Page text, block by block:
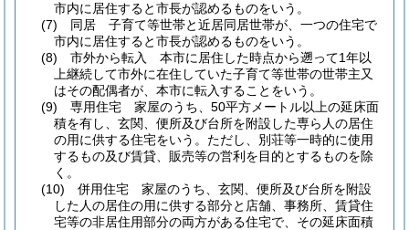
市内に居住すると市長が認めるものをいう。
(7)
同居 子育て等世帯と近居同居世帯が、一つの住宅で
市内に居住すると市長が認めるものをいう。
(8)
市外から転入 本市に居住した時点から遡って1年以
上継続して市外に在住していた子育て等世帯の世帯主又
はその配偶者が、本市に転入することをいう。
(9)
専用住宅 家屋のうち、50平方メートル以上の延床面
積を有し、玄関、便所及び台所を附設した専ら人の居住
の用に供する住宅をいう。 ただし、別荘等一時的に使用
するもの及び賃貸、販売等の営利を目的とするものを除
く。
(10)
併用住宅 家屋のうち、玄関、便所及び台所を附設
した人の居住の用に供する部分と店舗、事務所、賃貸住
宅等の非居住用部分の両方がある住宅で、その延床面積